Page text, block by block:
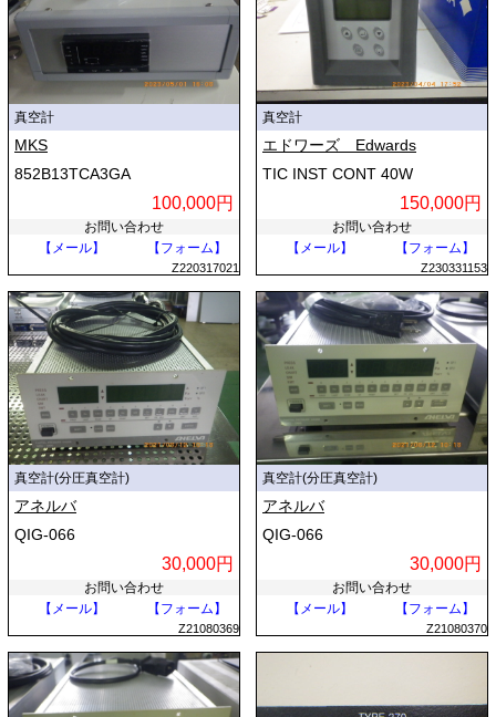
真空計
MKS
852B13TCA3GA
100,000円
お問い合わせ
【メール】
【フォーム】
Z220317021
真空計
エドワーズ Edwards
TIC INST CONT 40W
150,000円
お問い合わせ
【メール】
【フォーム】
Z230331153
真空計(分圧真空計)
アネルバ
QIG-066
30,000円
お問い合わせ
【メール】
【フォーム】
Z21080369
真空計(分圧真空計)
アネルバ
QIG-066
30,000円
お問い合わせ
【メール】
【フォーム】
Z21080370